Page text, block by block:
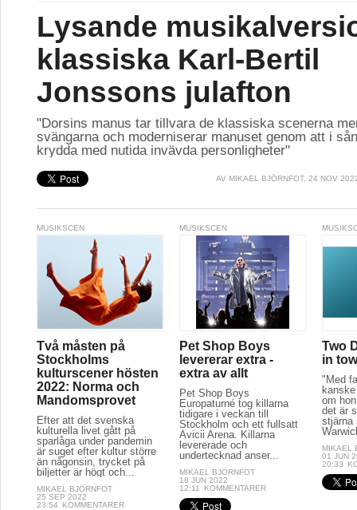
Lysande
klassiska Karl-Bertil
Jonssons julafton
"Dorsins manus tar tillvara de klassiska scenerna
svängarna och moderniserar manuset genom att i
krydda med nutida invävda personligheter"
AV MIKAEL BJÖRNFOT, 24 NOV
MUSIKSCEN
Två måsten på
Stockholms
kulturscener hösten
2022: Norma och
Mandomsprovet
Efter att det svenska
kulturella livet gått på
sparlåga under pandemin
är suget efter kultur större
än någonsin, trycket på
biljetter är högt och...
MIKAEL BJÖRNFOT
25 SEP 2022
23:54
KOMMENTARER
MUSIKSCEN
Pet Shop Boys
levererar extra -
extra av allt
Pet Shop Boys
Europaturné tog killarna
tidigare i veckan till
Stockholm och ett fullsatt
Avicii Arena. Killarna
levererade och
undertecknad anser...
MIKAEL BJÖRNFOT
18 JUN 2022
12:11
KOMMENTARER
Two
in
"Med
om
det är
stjärna
MIKAEL
01 JUN
20:33